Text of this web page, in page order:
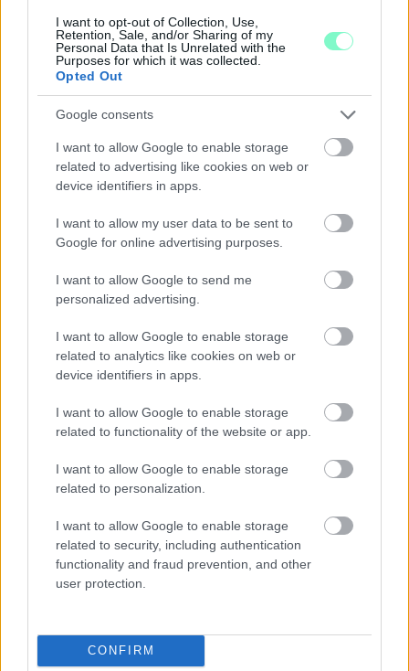
I want to opt-out of Collection, Use,
Retention, Sale, and/or Sharing of my
Personal Data that Is Unrelated with the
Purposes for which it was collected.
Opted Out
Google consents
I want to allow Google to enable storage
related to advertising like cookies on web or
device identifiers in apps.
I want to allow my user data to be sent to
Google for online advertising purposes.
I want to allow Google to send me
personalized advertising.
I want to allow Google to enable storage
related to analytics like cookies on web or
device identifiers in apps.
I want to allow Google to enable storage
related to functionality of the website or app.
I want to allow Google to enable storage
related to personalization.
I want to allow Google to enable storage
related to security, including authentication
functionality and fraud prevention, and other
user protection.
CONFIRM
A BAROKK ÖSSZES ÁRNYALATA ÉS MÉG EGY
SOR KIVÁLÓ PROGRAM VÁR MINDENKIT EZEN A
HÉTVÉGÉN GYŐRBEN
Középpontban a hagyományőrzés, de lesz Pogány
Induló és Majka koncert, jóga szeánsz, “borhajózás”
és egy csomó minden más.
Szólj hozzá!